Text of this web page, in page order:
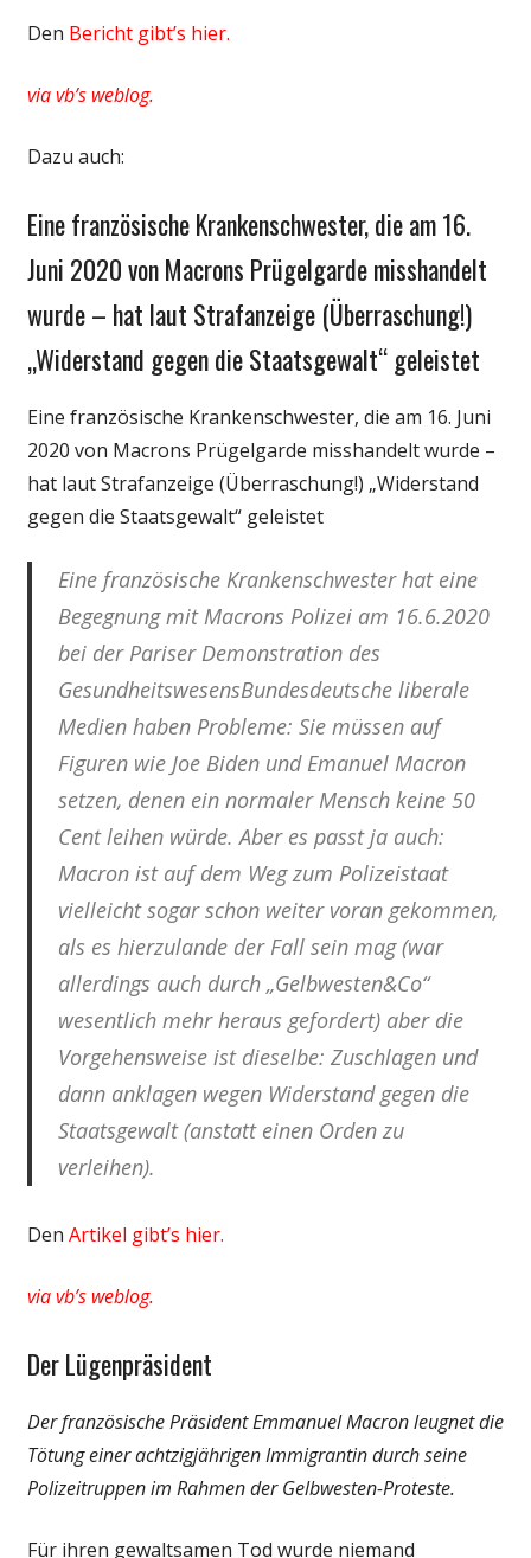
Den Bericht gibt’s hier.
via vb’s weblog.
Dazu auch:
Eine französische Krankenschwester, die am 16.
Juni 2020 von Macrons Prügelgarde misshandelt
wurde – hat laut Strafanzeige (Überraschung!)
„Widerstand gegen die Staatsgewalt“ geleistet
Eine französische Krankenschwester, die am 16. Juni
2020 von Macrons Prügelgarde misshandelt wurde –
hat laut Strafanzeige (Überraschung!) „Widerstand
gegen die Staatsgewalt“ geleistet
Eine französische Krankenschwester hat eine
Begegnung mit Macrons Polizei am 16.6.2020
bei der Pariser Demonstration des
GesundheitswesensBundesdeutsche liberale
Medien haben Probleme: Sie müssen auf
Figuren wie Joe Biden und Emanuel Macron
setzen, denen ein normaler Mensch keine 50
Cent leihen würde. Aber es passt ja auch:
Macron ist auf dem Weg zum Polizeistaat
vielleicht sogar schon weiter voran gekommen,
als es hierzulande der Fall sein mag (war
allerdings auch durch „Gelbwesten&Co“
wesentlich mehr heraus gefordert) aber die
Vorgehensweise ist dieselbe: Zuschlagen und
dann anklagen wegen Widerstand gegen die
Staatsgewalt (anstatt einen Orden zu
verleihen).
Den Artikel gibt’s hier.
via vb’s weblog.
Der Lügenpräsident
Der französische Präsident Emmanuel Macron leugnet die
Tötung einer achtzigjährigen Immigrantin durch seine
Polizeitruppen im Rahmen der Gelbwesten-Proteste.
Für ihren gewaltsamen Tod wurde niemand